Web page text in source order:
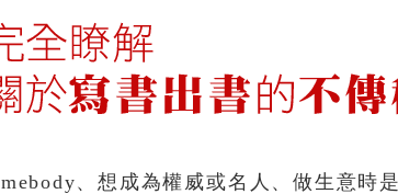
、想成為權威或名人、做生意時